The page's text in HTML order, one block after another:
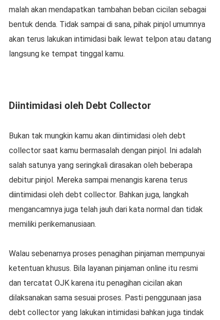
malah akan mendapatkan tambahan beban cicilan sebagai
bentuk denda. Tidak sampai di sana, pihak pinjol umumnya
akan terus lakukan intimidasi baik lewat telpon atau datang
langsung ke tempat tinggal kamu.
Diintimidasi oleh Debt Collector
Bukan tak mungkin kamu akan diintimidasi oleh debt
collector saat kamu bermasalah dengan pinjol. Ini adalah
salah satunya yang seringkali dirasakan oleh beberapa
debitur pinjol. Mereka sampai menangis karena terus
diintimidasi oleh debt collector. Bahkan juga, langkah
mengancamnya juga telah jauh dari kata normal dan tidak
memiliki perikemanusiaan.
Walau sebenarnya proses penagihan pinjaman mempunyai
ketentuan khusus. Bila layanan pinjaman online itu resmi
dan tercatat OJK karena itu penagihan cicilan akan
dilaksanakan sama sesuai proses. Pasti penggunaan jasa
debt collector yang lakukan intimidasi bahkan juga tindak